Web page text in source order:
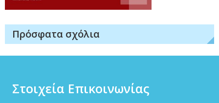
Πρόσφατα σχόλια
Στοιχεία Επικοινωνίας